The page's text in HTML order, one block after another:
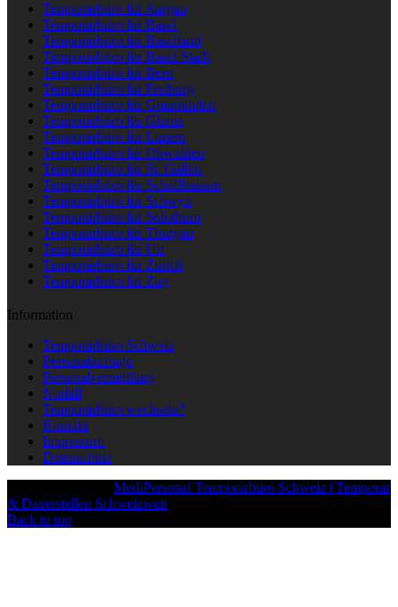
Temporärbüro für Aargau
Temporärbüro für Basel
Temporärbüro für Baselland
Temporärbüro für Basel-Stadt
Temporärbüro für Bern
Temporärbüro für Freiburg
Temporärbüro für Graubünden
Temporärbüro für Glarus
Temporärbüro für Luzern
Temporärbüro für Obwalden
Temporärbüro für St. Gallen
Temporärbüro für Schaffhausen
Temporärbüro für Schwyz
Temporärbüro für Solothurn
Temporärbüro für Thurgau
Temporärbüro für Uri
Temporärbüro für Zürich
Temporärbüro für Zug
Information
Temporärbüro Schweiz
Personalanfrage
Personalvermittlung
Notfall
Temporärbüro wechseln?
Kontakt
Impressum
Datenschutz
MediPersonal Temporärbüro Schweiz | Temporär
& Dauerstellen Schweizweit, All Rights Reserved.
Back to top